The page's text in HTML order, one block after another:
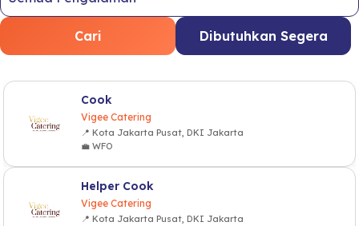
Cari Dibutuhkan Segera
Cook
Vigee Catering
📍 Kota Jakarta Pusat, DKI Jakarta
💼 WFO
Helper Cook
Vigee Catering
📍 Kota Jakarta Pusat, DKI Jakarta